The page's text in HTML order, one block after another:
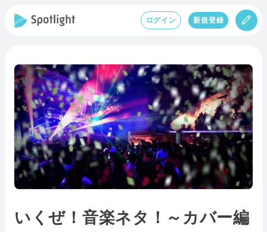
ログイン 新規登録
いくぜ！音楽ネタ！～カバー編